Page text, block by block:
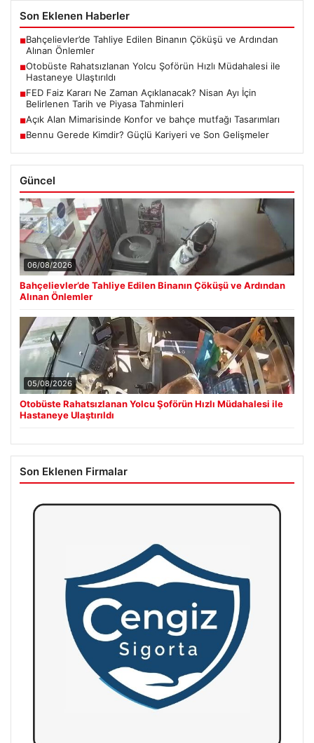
Son Eklenen Haberler
■Bahçelievler’de Tahliye Edilen Binanın Çöküşü ve Ardından
Alınan Önlemler
■Otobüste Rahatsızlanan Yolcu Şoförün Hızlı Müdahalesi ile
Hastaneye Ulaştırıldı
■FED Faiz Kararı Ne Zaman Açıklanacak? Nisan Ayı İçin
Belirlenen Tarih ve Piyasa Tahminleri
■Açık Alan Mimarisinde Konfor ve bahçe mutfağı Tasarımları
■Bennu Gerede Kimdir? Güçlü Kariyeri ve Son Gelişmeler
Güncel
06/08/2026
Bahçelievler’de Tahliye Edilen Binanın Çöküşü ve Ardından
Alınan Önlemler
05/08/2026
Otobüste Rahatsızlanan Yolcu Şoförün Hızlı Müdahalesi ile
Hastaneye Ulaştırıldı
Son Eklenen Firmalar